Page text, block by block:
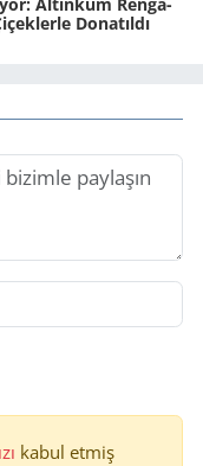
Al­tın­kum Ren­gâ­
Do­na­tıl­dı
kabul etmiş